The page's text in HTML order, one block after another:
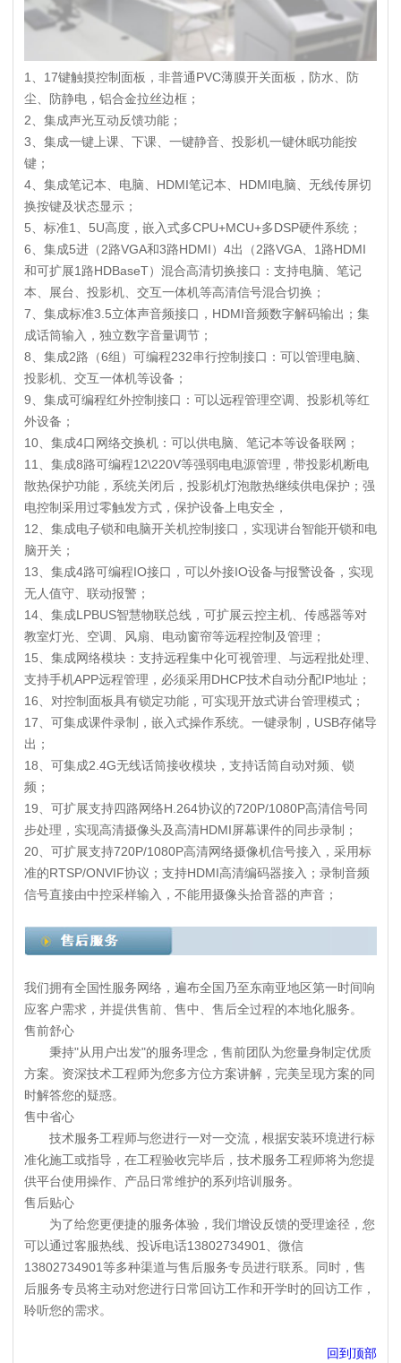
1、17键触摸控制面板，非普通PVC薄膜开关面板，防水、防
尘、防静电，铝合金拉丝边框；
2、集成声光互动反馈功能；
3、集成一键上课、下课、一键静音、投影机一键休眠功能按
键；
4、集成笔记本、电脑、HDMI笔记本、HDMI电脑、无线传屏切
换按键及状态显示；
5、标准1、5U高度，嵌入式多CPU+MCU+多DSP硬件系统；
6、集成5进（2路VGA和3路HDMI）4出（2路VGA、1路HDMI
和可扩展1路HDBaseT）混合高清切换接口：支持电脑、笔记
本、展台、投影机、交互一体机等高清信号混合切换；
7、集成标准3.5立体声音频接口，HDMI音频数字解码输出；集
成话筒输入，独立数字音量调节；
8、集成2路（6组）可编程232串行控制接口：可以管理电脑、
投影机、交互一体机等设备；
9、集成可编程红外控制接口：可以远程管理空调、投影机等红
外设备；
10、集成4口网络交换机：可以供电脑、笔记本等设备联网；
11、集成8路可编程12\220V等强弱电电源管理，带投影机断电
散热保护功能，系统关闭后，投影机灯泡散热继续供电保护；强
电控制采用过零触发方式，保护设备上电安全，
12、集成电子锁和电脑开关机控制接口，实现讲台智能开锁和电
脑开关；
13、集成4路可编程IO接口，可以外接IO设备与报警设备，实现
无人值守、联动报警；
14、集成LPBUS智慧物联总线，可扩展云控主机、传感器等对
教室灯光、空调、风扇、电动窗帘等远程控制及管理；
15、集成网络模块：支持远程集中化可视管理、与远程批处理、
支持手机APP远程管理，必须采用DHCP技术自动分配IP地址；
16、对控制面板具有锁定功能，可实现开放式讲台管理模式；
17、可集成课件录制，嵌入式操作系统。一键录制，USB存储导
出；
18、可集成2.4G无线话筒接收模块，支持话筒自动对频、锁
频；
19、可扩展支持四路网络H.264协议的720P/1080P高清信号同
步处理，实现高清摄像头及高清HDMI屏幕课件的同步录制；
20、可扩展支持720P/1080P高清网络摄像机信号接入，采用标
准的RTSP/ONVIF协议；支持HDMI高清编码器接入；录制音频
信号直接由中控采样输入，不能用摄像头拾音器的声音；
我们拥有全国性服务网络，遍布全国乃至东南亚地区第一时间响
应客户需求，并提供售前、售中、售后全过程的本地化服务。
售前舒心
秉持"从用户出发"的服务理念，售前团队为您量身制定优质
方案。资深技术工程师为您多方位方案讲解，完美呈现方案的同
时解答您的疑惑。
售中省心
技术服务工程师与您进行一对一交流，根据安装环境进行标
准化施工或指导，在工程验收完毕后，技术服务工程师将为您提
供平台使用操作、产品日常维护的系列培训服务。
售后贴心
为了给您更便捷的服务体验，我们增设反馈的受理途径，您
可以通过客服热线、投诉电话13802734901、微信
13802734901等多种渠道与售后服务专员进行联系。同时，售
后服务专员将主动对您进行日常回访工作和开学时的回访工作，
聆听您的需求。
回到顶部